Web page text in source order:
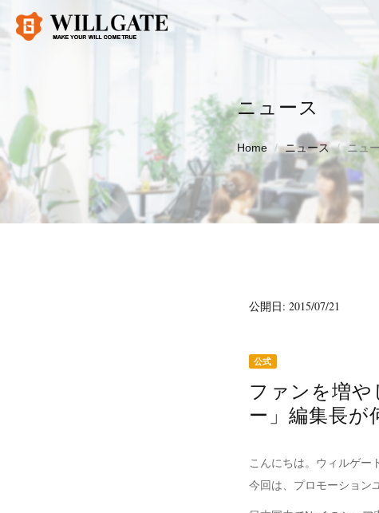
ニュース
Home ニュース ニュ
公開日: 2015/07/21
公式
ファンを増
ー」編集長が
こんにちは。ウィルゲー
今回は、プロモーション